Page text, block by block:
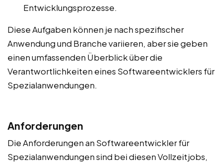
Entwicklungsprozesse.
Diese Aufgaben können je nach spezifischer
Anwendung und Branche variieren, aber sie geben
einen umfassenden Überblick über die
Verantwortlichkeiten eines Softwareentwicklers für
Spezialanwendungen.
Anforderungen
Die Anforderungen an Softwareentwickler für
Spezialanwendungen sind bei diesen Vollzeitjobs,